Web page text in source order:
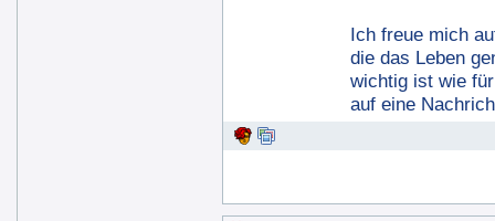
Ich freue mich
die das Leben
wichtig ist wie
auf eine